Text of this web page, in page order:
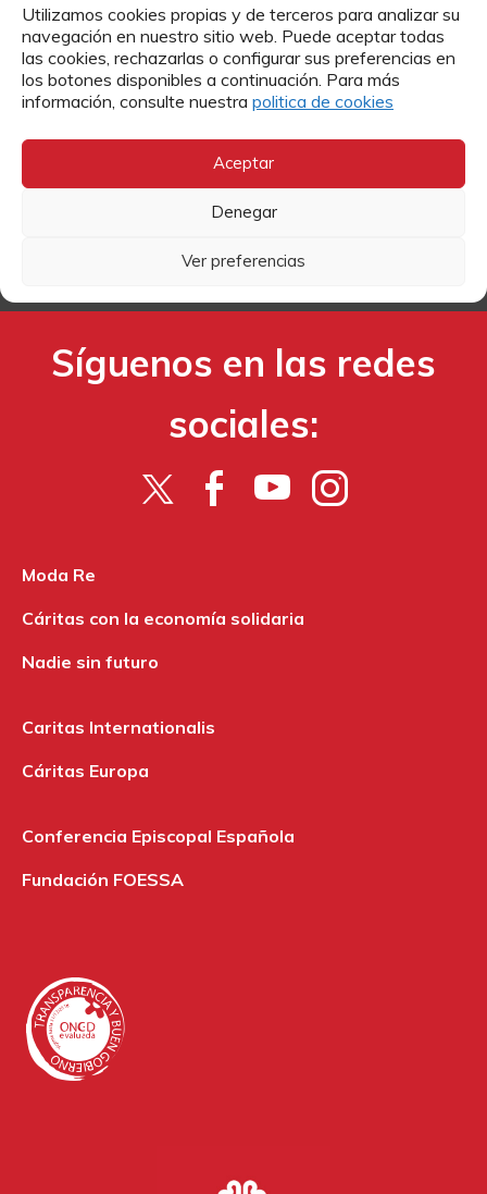
Utilizamos cookies propias y de terceros para analizar su
navegación en nuestro sitio web. Puede aceptar todas
las cookies, rechazarlas o configurar sus preferencias en
los botones disponibles a continuación. Para más
información, consulte nuestra politica de cookies
Aceptar
Denegar
Ver preferencias
Contacto
Si quieres más información sobre algún tema o enviarnos
tu currículum para trabajar en Cáritas, puedes hacerlo a
MÁS INFORMACIÓN
TRABAJA CON NOSOTROS
Síguenos en las redes
sociales:
Moda Re
Cáritas con la economía solidaria
Nadie sin futuro
Caritas Internationalis
Cáritas Europa
Conferencia Episcopal Española
Fundación FOESSA